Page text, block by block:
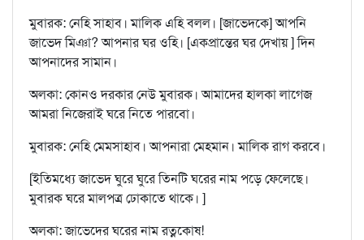
মুবারক: নেহি সাহাব। মালিক এহি বলল। [জাভেদকে] আপনি
জাভেদ মিঞা? আপনার ঘর ওহি। [একপ্রান্তের ঘর দেখায় ] দিন
আপনাদের সামান।
অলকা: কোনও দরকার নেউ মুবারক। আমাদের হালকা লাগেজ
আমরা নিজেরাই ঘরে নিতে পারবো।
মুবারক: নেহি মেমসাহাব। আপনারা মেহমান। মালিক রাগ করবে।
[ইতিমধ্যে জাভেদ ঘুরে ঘুরে তিনটি ঘরের নাম পড়ে ফেলেছে।
মুবারক ঘরে মালপত্র ঢোকাতে থাকে। ]
অলকা: জাভেদের ঘরের নাম রত্নকোষ!